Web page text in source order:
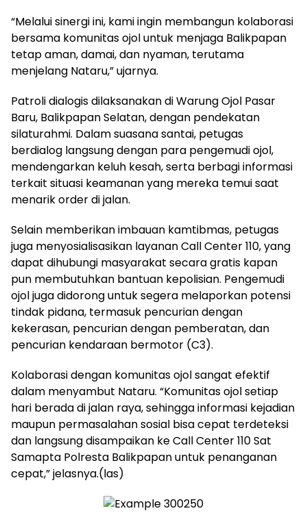
“Melalui sinergi ini, kami ingin membangun kolaborasi
bersama komunitas ojol untuk menjaga Balikpapan
tetap aman, damai, dan nyaman, terutama
menjelang Nataru,” ujarnya.
Patroli dialogis dilaksanakan di Warung Ojol Pasar
Baru, Balikpapan Selatan, dengan pendekatan
silaturahmi. Dalam suasana santai, petugas
berdialog langsung dengan para pengemudi ojol,
mendengarkan keluh kesah, serta berbagi informasi
terkait situasi keamanan yang mereka temui saat
menarik order di jalan.
Selain memberikan imbauan kamtibmas, petugas
juga menyosialisasikan layanan Call Center 110, yang
dapat dihubungi masyarakat secara gratis kapan
pun membutuhkan bantuan kepolisian. Pengemudi
ojol juga didorong untuk segera melaporkan potensi
tindak pidana, termasuk pencurian dengan
kekerasan, pencurian dengan pemberatan, dan
pencurian kendaraan bermotor (C3).
Kolaborasi dengan komunitas ojol sangat efektif
dalam menyambut Nataru. “Komunitas ojol setiap
hari berada di jalan raya, sehingga informasi kejadian
maupun permasalahan sosial bisa cepat terdeteksi
dan langsung disampaikan ke Call Center 110 Sat
Samapta Polresta Balikpapan untuk penanganan
cepat,” jelasnya.(las)